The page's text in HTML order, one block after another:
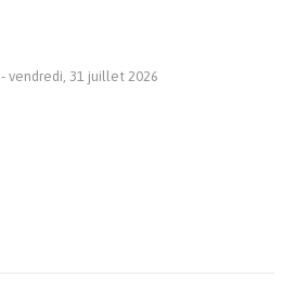
- vendredi, 31 juillet 2026